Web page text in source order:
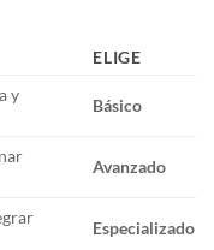
ELIGE
y
Básico
Avanzado
Especializado